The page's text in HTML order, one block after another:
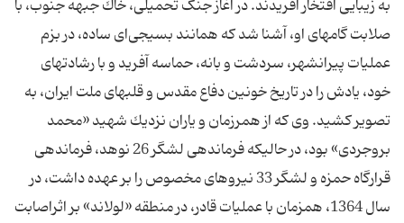
به زیبایی افتخار آفریدند. در آغاز جنگ تحمیلی، خاك جبهه جنوب، با
صلابت گامهای او، آشنا شد كه همانند بسیجی‌ای ساده، در بزم
عملیات پیرانشهر، سردشت و بانه، حماسه آفرید و با رشادتهای
خود، یادش را در تاریخ خونین دفاع مقدس و قلبهای ملت ایران، به
تصویر كشید. وی كه از همرزمان و یاران نزدیك شهید «محمد
بروجردی» بود، در حالیكه فرماندهی لشگر 26 نوهد، فرماندهی
قرارگاه حمزه و لشگر 33 نیروهای مخصوص را بر عهده داشت، در
سال 1364، همزمان با عملیات قادر، در منطقه «لولاند» بر اثراصابت